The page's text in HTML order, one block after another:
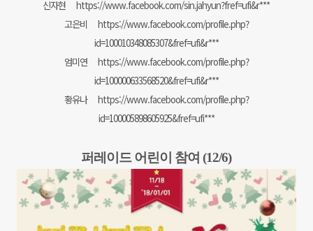
신자현
https://www.facebook.com/sin.jahyun?fref=ufi&r***
고은비
https://www.facebook.com/profile.php?
id=100010348085307&fref=ufi&r***
엄미연
https://www.facebook.com/profile.php?
id=100000633568520&fref=ufi&r***
황유나
https://www.facebook.com/profile.php?
id=100005898605925&fref=ufi***
퍼레이드 어린이 참여 (12/6)